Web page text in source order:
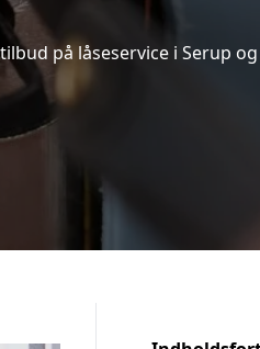
på låseservice i Serup